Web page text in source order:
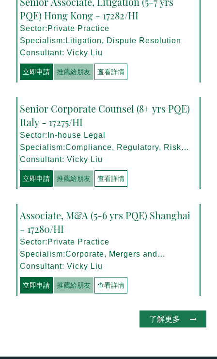
PQE) Hong Kong - 17282/HI
Sector:Private Practice
Specialism:Litigation, Dispute Resolution
Consultant: Vicky Liu
立即申請 推薦給朋友 查看詳情
Senior Corporate Counsel (8+ yrs PQE)
Italy - 17275/HI
Sector:In-house Legal
Specialism:Compliance, Regulatory, Risk
Management
Consultant: Vicky Liu
立即申請 推薦給朋友 查看詳情
Associate, M&A (5-6 yrs PQE) Shanghai
- 17280/HI
Sector:Private Practice
Specialism:Corporate, Mergers and
Acquisitions
Consultant: Vicky Liu
立即申請 推薦給朋友 查看詳情
了解更多